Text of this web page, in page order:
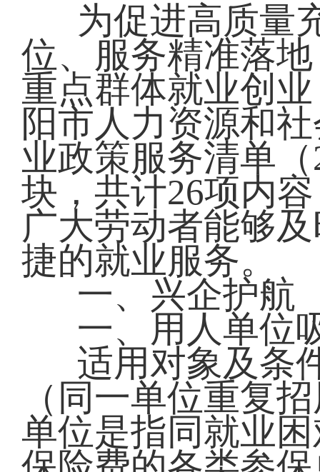
为促进高质量
位、服务精准落
重点群体就业创
阳市人力资源和
业政策服务清单
块，共计26项内
广大劳动者能够
捷的就业服务。
一、兴企护航
一、用人单位
适用对象及条
（同一单位重复
单位是指同就业